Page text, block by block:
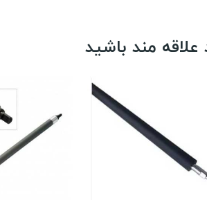
علاقه مند باشید